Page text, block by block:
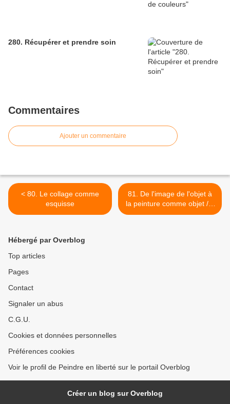
280. Récupérer et prendre soin
Commentaires
Ajouter un commentaire
< 80. Le collage comme
esquisse
81. De l'image de l'objet à
la peinture comme objet / 2
>
Hébergé par Overblog
Top articles
Pages
Contact
Signaler un abus
C.G.U.
Cookies et données personnelles
Préférences cookies
Voir le profil de Peindre en liberté sur le portail Overblog
Créer un blog sur Overblog